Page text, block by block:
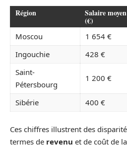
Région Salaire moyen
(€)
Moscou 1 654 €
Ingouchie
428 €
Saint-
Pétersbourg
1 200 €
Sibérie 400 €
Ces chiffres illustrent des
termes de revenu et de coût de